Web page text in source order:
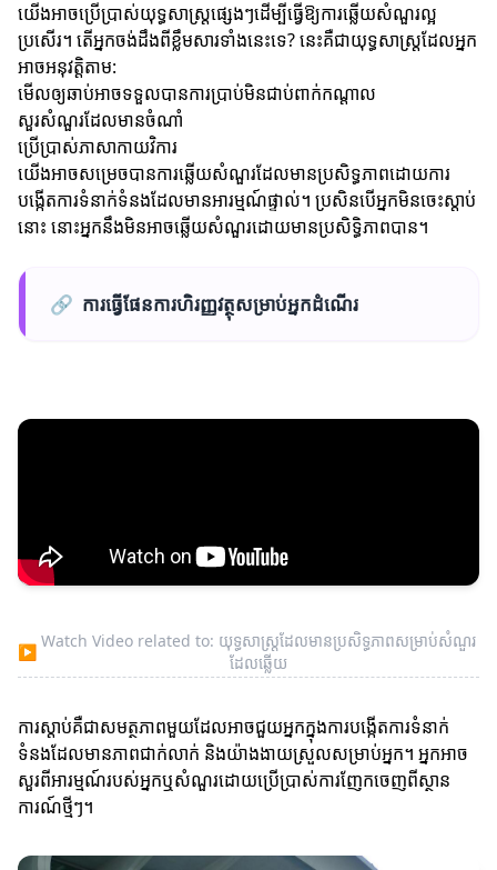
យើងអាចប្រើប្រាស់យុទ្ធសាស្ត្រផ្សេងៗដើម្បីធ្វើឱ្យការឆ្លើយសំណួរល្អ
ប្រសើរ។ តើអ្នកចង់ដឹងពីខ្លឹមសារទាំងនេះទេ? នេះគឺជាយុទ្ធសាស្ត្រដែលអ្នក
អាចអនុវត្តិតាម:
មើលឲ្យឆាប់អាចទទួលបានការប្រាប់មិនជាប់ពាក់កណ្តាល
សួរសំណួរដែលមានចំណាំ
ប្រើប្រាស់ភាសាកាយវិការ
យើងអាចសម្រេចបានការឆ្លើយសំណួរដែលមានប្រសិទ្ធភាពដោយការ
បង្កើតការទំនាក់ទំនងដែលមានអារម្មណ៍ផ្ទាល់។ ប្រសិនបើអ្នកមិនចេះស្តាប់
នោះ នោះអ្នកនឹងមិនអាចឆ្លើយសំណួរដោយមានប្រសិទ្ធិភាពបាន។
🔗 ការធ្វើផែនការហិរញ្ញវត្ថុសម្រាប់អ្នកដំណើរ
▶
Watch Video related to: យុទ្ធសាស្ត្រដែលមានប្រសិទ្ធភាពសម្រាប់សំណួរ
ដែលឆ្លើយ
ការស្តាប់គឺជាសមត្ថភាពមួយដែលអាចជួយអ្នកក្នុងការបង្កើតការទំនាក់
ទំនងដែលមានភាពជាក់លាក់ និងយ៉ាងងាយស្រួលសម្រាប់អ្នក។ អ្នកអាច
សួរពីអារម្មណ៍របស់អ្នកឬសំណួរដោយប្រើប្រាស់ការញែកចេញពីស្ថាន
ការណ៍ថ្មីៗ។